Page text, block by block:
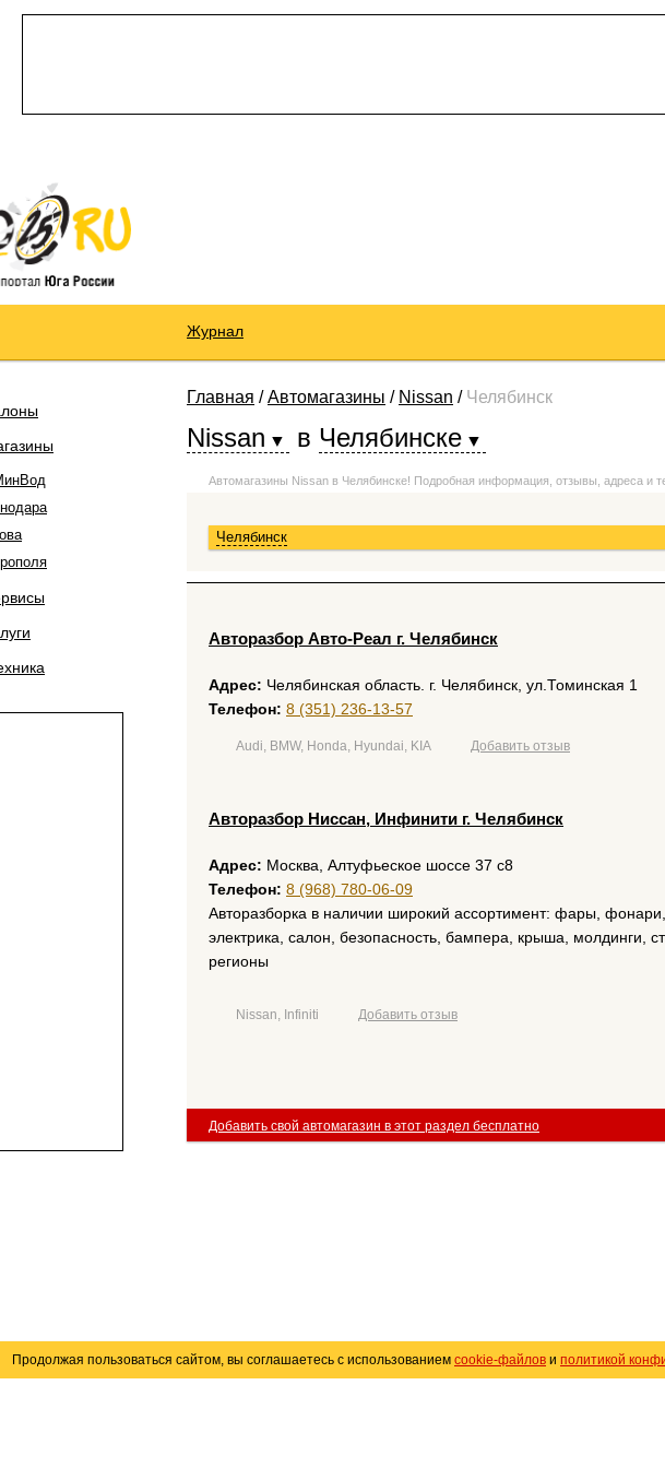
Журнал
Главная /Автомагазины / Nissan / Челябинск
Nissan в Челябинске
Автомагазины Nissan в Челябинске! Подробная информация, отзывы, адреса и
Челябинск
Авторазбор Авто-Реал г. Челябинск
Адрес: Челябинская область. г. Челябинск, ул.Томинская 1
Телефон: 8 (351) 236-13-57
Audi, BMW, Honda, Hyundai, KIA Добавить отзыв
Авторазбор Ниссан, Инфинити г. Челябинск
Адрес: Москва, Алтуфьеское шоссе 37 с8
Телефон: 8 (968) 780-06-09
Авторазборка в наличии широкий ассортимент: фары, фонари,
электрика, салон, безопасность, бампера, крыша, молдинги,
регионы
Nissan, Infiniti Добавить отзыв
Добавить свой автомагазин в этот раздел бесплатно
Продолжая пользоваться сайтом, вы соглашаетесь с использованием cookie-файлов и политикой